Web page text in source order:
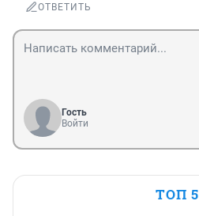
ОТВЕТИТЬ
Гость
Войти
ТОП 5